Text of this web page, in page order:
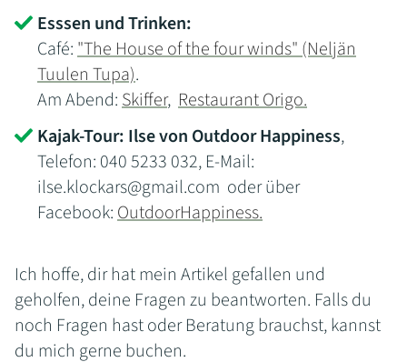
Esssen und Trinken:
Café:"The House of the four winds" (Neljän
Tuulen Tupa).
Am Abend:Skiffer, Restaurant Origo.
Kajak-Tour: Ilse von Outdoor Happiness,
Telefon: 040 5233 032, E-Mail:
ilse.klockars@gmail.com oder über
Facebook:OutdoorHappiness.
Ich hoffe, dir hat mein Artikel gefallen und
geholfen, deine Fragen zu beantworten. Falls du
noch Fragen hast oder Beratung brauchst, kannst
du mich gerne buchen.